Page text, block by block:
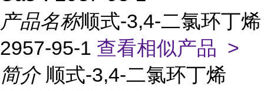
产品名称顺式-3,4-二氯环丁烯
2957-95-1 查看相似产品 >
简介 顺式-3,4-二氯环丁烯